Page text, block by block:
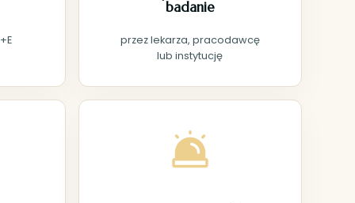
badanie
przez lekarza, pracodawcę
lub instytucję